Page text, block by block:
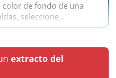
color de fondo de una
seleccione...
extracto del